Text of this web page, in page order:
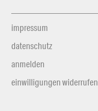
impressum
datenschutz
anmelden
einwilligungen widerrufen